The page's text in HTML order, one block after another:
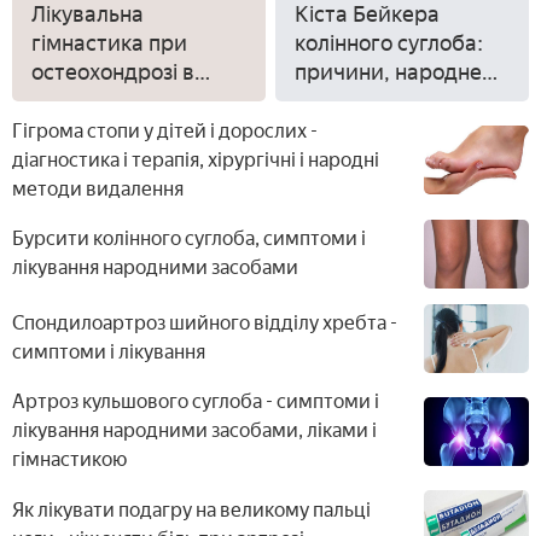
Лікувальна
гімнастика при
остеохондрозі в
домашніх умовах
відео
Кіста Бейкера
колінного суглоба:
причини, народне
лікування та
операція
Гігрома стопи у дітей і дорослих -
діагностика і терапія, хірургічні і народні
методи видалення
Бурсити колінного суглоба, симптоми і
лікування народними засобами
Спондилоартроз шийного відділу хребта -
симптоми і лікування
Артроз кульшового суглоба - симптоми і
лікування народними засобами, ліками і
гімнастикою
Як лікувати подагру на великому пальці